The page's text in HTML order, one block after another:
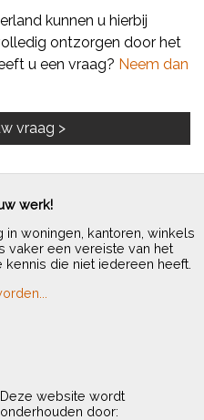
kunnen u hierbij
ontzorgen door het
u een vraag? Neem dan
werk!
woningen, kantoren, winkels
vaker een vereiste van het
die niet iedereen heeft.
Deze website wordt
onderhouden door: